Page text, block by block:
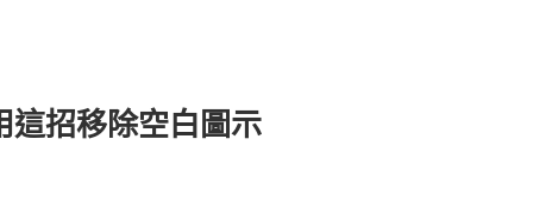
這招移除空白圖示